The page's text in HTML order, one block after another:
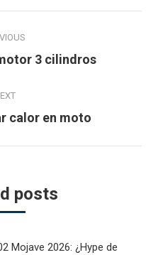
Previous3 cilindros
Next
calor en moto
posts
Mojave 2026: ¿Hype de